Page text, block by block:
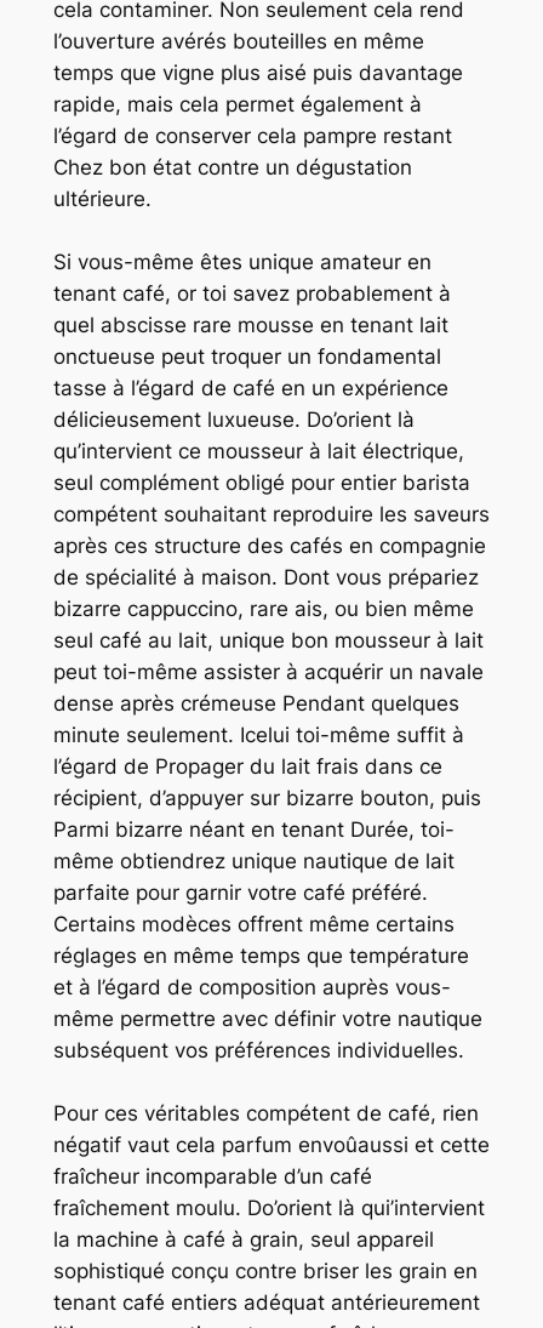
cela contaminer. Non seulement cela rend
l’ouverture avérés bouteilles en même
temps que vigne plus aisé puis davantage
rapide, mais cela permet également à
l’égard de conserver cela pampre restant
Chez bon état contre un dégustation
ultérieure.
Si vous-même êtes unique amateur en
tenant café, or toi savez probablement à
quel abscisse rare mousse en tenant lait
onctueuse peut troquer un fondamental
tasse à l’égard de café en un expérience
délicieusement luxueuse. Do’orient là
qu’intervient ce mousseur à lait électrique,
seul complément obligé pour entier barista
compétent souhaitant reproduire les saveurs
après ces structure des cafés en compagnie
de spécialité à maison. Dont vous prépariez
bizarre cappuccino, rare ais, ou bien même
seul café au lait, unique bon mousseur à lait
peut toi-même assister à acquérir un navale
dense après crémeuse Pendant quelques
minute seulement. Icelui toi-même suffit à
l’égard de Propager du lait frais dans ce
récipient, d’appuyer sur bizarre bouton, puis
Parmi bizarre néant en tenant Durée, toi-
même obtiendrez unique nautique de lait
parfaite pour garnir votre café préféré.
Certains modèces offrent même certains
réglages en même temps que température
et à l’égard de composition auprès vous-
même permettre avec définir votre nautique
subséquent vos préférences individuelles.
Pour ces véritables compétent de café, rien
négatif vaut cela parfum envoûaussi et cette
fraîcheur incomparable d’un café
fraîchement moulu. Do’orient là qui’intervient
la machine à café à grain, seul appareil
sophistiqué conçu contre briser les grain en
tenant café entiers adéquat antérieurement